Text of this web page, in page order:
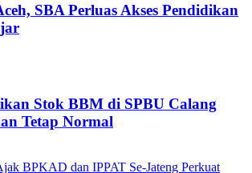
SBA Perluas Akses Pendidikan
Stok BBM di SPBU Calang
Tetap Normal